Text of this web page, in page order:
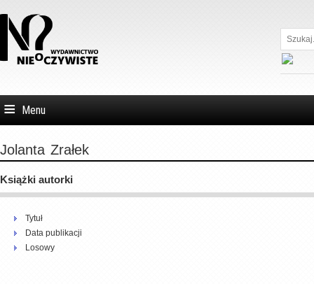
Szukaj...
Menu
Jolanta Zrałek
Książki autorki
Tytuł
Data publikacji
Losowy